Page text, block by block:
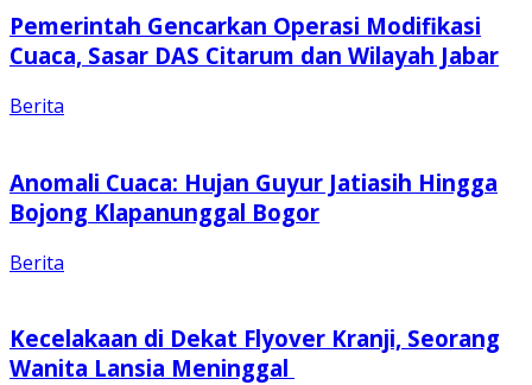
Pemerintah Gencarkan Operasi Modifikasi
Cuaca, Sasar DAS Citarum dan Wilayah Jabar
Berita
Anomali Cuaca: Hujan Guyur Jatiasih Hingga
Bojong Klapanunggal Bogor
Berita
Kecelakaan di Dekat Flyover Kranji, Seorang
Wanita Lansia Meninggal